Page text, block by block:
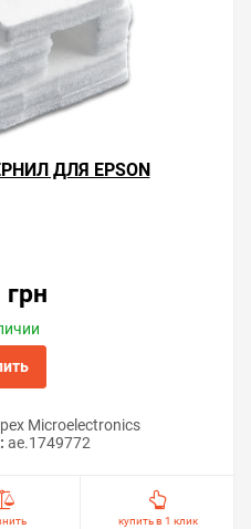
ДЛЯ EPSON
грн
Microelectronics
ae.1749772
купить в 1 клик